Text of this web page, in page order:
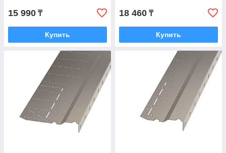
15 990 ₸
Купить
18 460 ₸
Купить